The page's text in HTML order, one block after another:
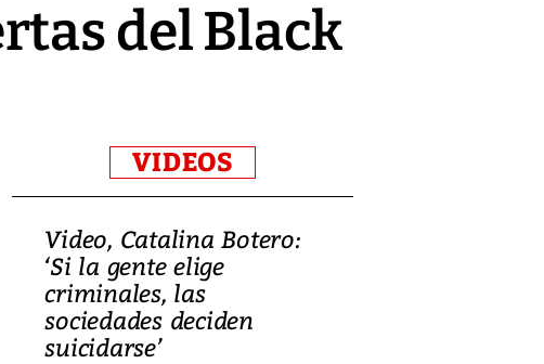
del Black
VIDEOS
Video, Catalina Botero:
‘Si la gente elige
criminales, las
sociedades deciden
suicidarse’